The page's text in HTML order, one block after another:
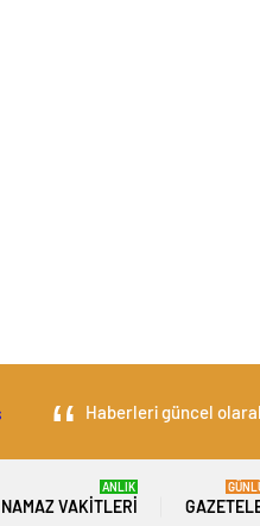
Haberleri güncel
NAMAZ VAKITLERI
ANLIK